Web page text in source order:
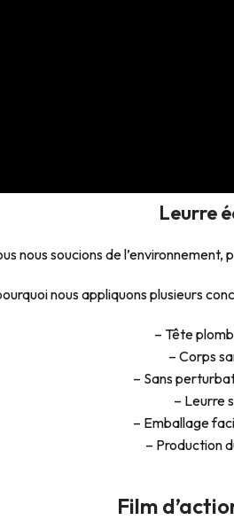
Leurre
nous soucions de
nous appliquons plusieurs
– Tête
– Corps
– Sans
– Leurre
– Emballage
– Production
Film